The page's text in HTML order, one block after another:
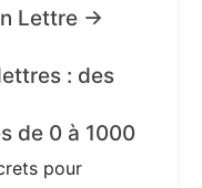
Lettre →
: des
de 0 à 1000
pour